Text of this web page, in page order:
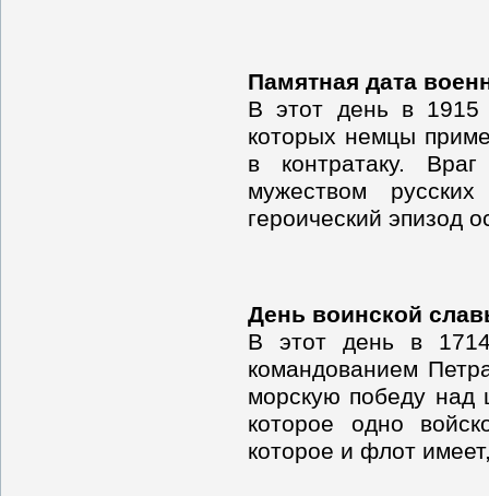
Памятная дата
В этот день в 1915
которых немцы
в контратаку.
мужеством
героический эпизод
День воинской
В этот день в
командованием
морскую победу над
которое одно
которое и флот